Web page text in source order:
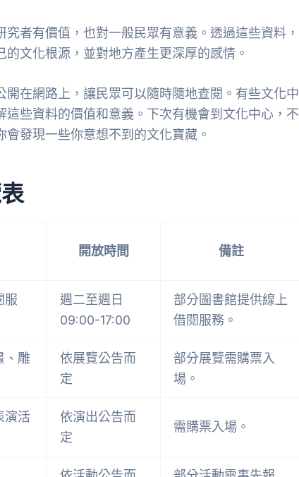
者有價值，也對一般民眾有意義。透過這些資料，
文化根源，並對地方產生更深厚的感情。
在網路上，讓民眾可以隨時隨地查閱。有些文化中
些資料的價值和意義。下次有機會到文化中心，不
發現一些你意想不到的文化寶藏。
開放時間 備註
服
週二至週日
09:00-17:00
部分圖書館提供線上
借閱服務。
、雕
依展覽公告而
定
部分展覽需購票入
場。
演活
依演出公告而
定
需購票入場。